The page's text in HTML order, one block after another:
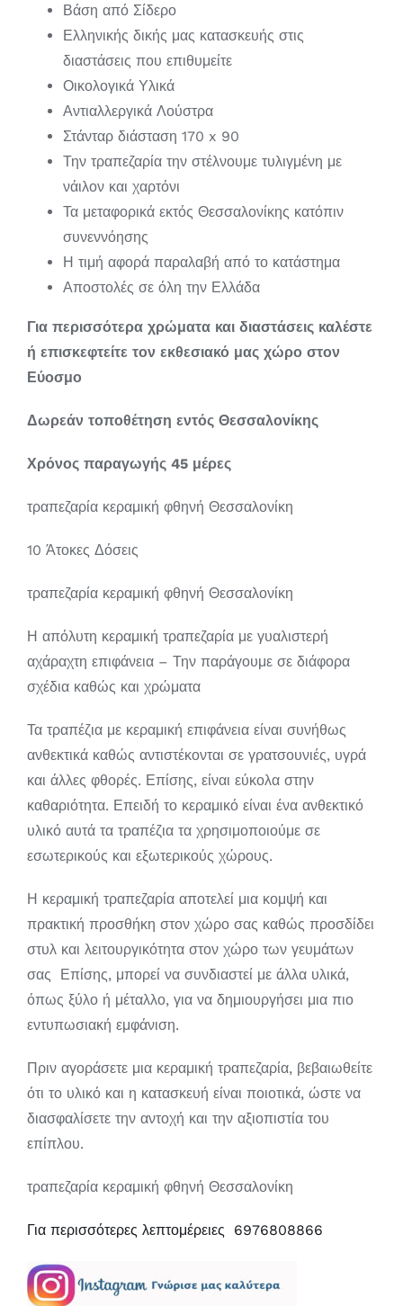
Βάση από Σίδερο
Ελληνικής δικής μας κατασκευής στις
διαστάσεις που επιθυμείτε
Οικολογικά Υλικά
Αντιαλλεργικά Λούστρα
Στάνταρ διάσταση 170 x 90
Την τραπεζαρία την στέλνουμε τυλιγμένη με
νάιλον και χαρτόνι
Τα μεταφορικά εκτός Θεσσαλονίκης κατόπιν
συνεννόησης
Η τιμή αφορά παραλαβή από το κατάστημα
Αποστολές σε όλη την Ελλάδα
Για περισσότερα χρώματα και διαστάσεις καλέστε
ή επισκεφτείτε τον εκθεσιακό μας χώρο στον
Εύοσμο
Δωρεάν τοποθέτηση εντός Θεσσαλονίκης
Χρόνος παραγωγής 45 μέρες
τραπεζαρία κεραμική φθηνή Θεσσαλονίκη
10 Άτοκες Δόσεις
τραπεζαρία κεραμική φθηνή Θεσσαλονίκη
Η απόλυτη κεραμική τραπεζαρία με γυαλιστερή
αχάραχτη επιφάνεια – Την παράγουμε σε διάφορα
σχέδια καθώς και χρώματα
Τα τραπέζια με κεραμική επιφάνεια είναι συνήθως
ανθεκτικά καθώς αντιστέκονται σε γρατσουνιές, υγρά
και άλλες φθορές. Επίσης, είναι εύκολα στην
καθαριότητα. Επειδή το κεραμικό είναι ένα ανθεκτικό
υλικό αυτά τα τραπέζια τα χρησιμοποιούμε σε
εσωτερικούς και εξωτερικούς χώρους.
Η κεραμική τραπεζαρία αποτελεί μια κομψή και
πρακτική προσθήκη στον χώρο σας καθώς προσδίδει
στυλ και λειτουργικότητα στον χώρο των γευμάτων
σας Επίσης, μπορεί να συνδιαστεί με άλλα υλικά,
όπως ξύλο ή μέταλλο, για να δημιουργήσει μια πιο
εντυπωσιακή εμφάνιση.
Πριν αγοράσετε μια κεραμική τραπεζαρία, βεβαιωθείτε
ότι το υλικό και η κατασκευή είναι ποιοτικά, ώστε να
διασφαλίσετε την αντοχή και την αξιοπιστία του
επίπλου.
τραπεζαρία κεραμική φθηνή Θεσσαλονίκη
Για περισσότερες λεπτομέρειες 6976808866